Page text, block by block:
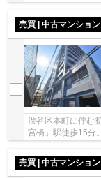
売買 | 中古マンション
渋谷区本町に佇む
宮橋」駅徒歩15分
駅、乗車時間2分
売買 | 中古マンション